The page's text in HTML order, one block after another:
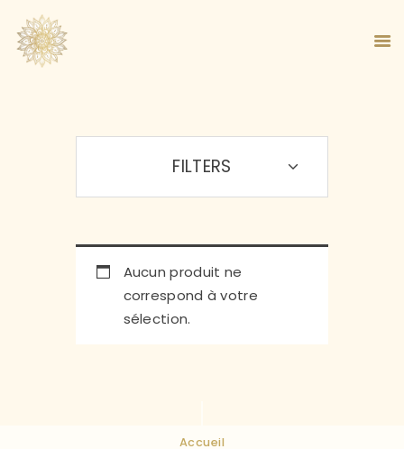
À PROPOS
BOUTIQUE
BLOG
PANIER
Aucun produit ne
correspond à votre
sélection.
FILTERS
Accueil